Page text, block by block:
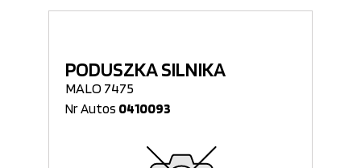
PODUSZKA SILNIKA
MALO 7475
Nr Autos 0410093